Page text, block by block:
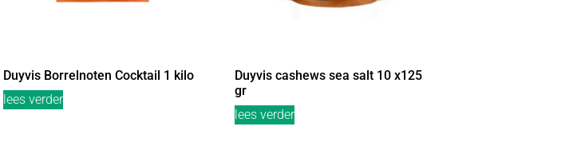
Duyvis Borrelnoten Cocktail 1 kilo
lees verder
Duyvis cashews sea salt 10 x125
gr
lees verder